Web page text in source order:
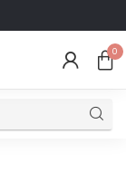
0